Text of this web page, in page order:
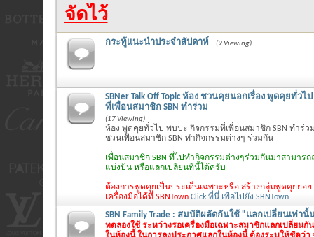
จัดไว้
กระทู้แนะนำประจำสัปดาห์ (9 Viewing)
SBNer Talk Off Topic ห้อง ชวนคุยนอกเรื่อง พูดคุยทั่ว
ที่เพื่อนสมาชิก SBN ทำร่วม
(17 Viewing)
ห้อง พูดคุยทั่วไป พบปะ กิจกรรมที่เพื่อนสมาชิก SBN ทำร่ว
ชวนเพื่อนสมาชิก SBN ทำกิจกรรมต่างๆ ร่วมกัน
เพื่อนสมาชิก SBN ที่ไปทำกิจกรรมต่างๆร่วมกันมาสามาร
แบ่งปัน หรือแลกเปลี่ยนที่นี้ได้ครับ
ต้องการพูดคุยเป็นประเด็นเฉพาะหรือ สร้างกลุ่มพูดคุยย่อ
เครื่องมือได้ที่ SBNTownClick ที่นี่ เพื่อไปยัง SBNTown
SBN Family Trade : สมบัติผลัดกันใช้ "แลกเปลี่ยนเท่านั้
ทดลองใช้ ระหว่างรอเครื่องมือเฉพาะสมาชิกแลกเปลี่ยน